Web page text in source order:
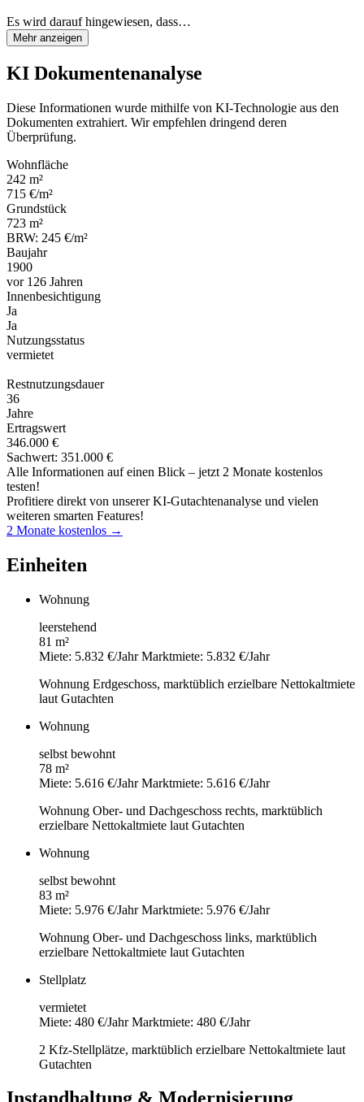
Es wird darauf hingewiesen, dass…
Mehr anzeigen
KI Dokumentenanalyse
Diese Informationen wurde mithilfe von KI-Technologie aus den
Dokumenten extrahiert. Wir empfehlen dringend deren
Überprüfung.
Wohnfläche
242 m²
715 €/m²
Grundstück
723 m²
BRW: 245 €/m²
Baujahr
1900
vor 126 Jahren
Innenbesichtigung
Ja
Ja
Nutzungsstatus
vermietet
Restnutzungsdauer
36
Jahre
Ertragswert
346.000 €
Sachwert: 351.000 €
Alle Informationen auf einen Blick – jetzt 2 Monate kostenlos
testen!
Profitiere direkt von unserer KI-Gutachtenanalyse und vielen
weiteren smarten Features!
2 Monate kostenlos →
Einheiten
Wohnung
leerstehend
81 m²
Miete: 5.832 €/JahrMarktmiete: 5.832 €/Jahr
Wohnung Erdgeschoss, marktüblich erzielbare Nettokaltmiete
laut Gutachten
Wohnung
selbst bewohnt
78 m²
Miete: 5.616 €/JahrMarktmiete: 5.616 €/Jahr
Wohnung Ober- und Dachgeschoss rechts, marktüblich
erzielbare Nettokaltmiete laut Gutachten
Wohnung
selbst bewohnt
83 m²
Miete: 5.976 €/JahrMarktmiete: 5.976 €/Jahr
Wohnung Ober- und Dachgeschoss links, marktüblich
erzielbare Nettokaltmiete laut Gutachten
Stellplatz
vermietet
Miete: 480 €/JahrMarktmiete: 480 €/Jahr
2 Kfz-Stellplätze, marktüblich erzielbare Nettokaltmiete laut
Gutachten